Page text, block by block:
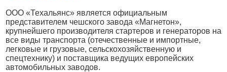
ООО «Техальянс» является официальным
представителем чешского завода «Магнетон»,
крупнейшего производителя стартеров и генераторов на
все виды транспорта (отечественные и импортные,
легковые и грузовые, сельскохозяйственную и
спецтехнику) и поставщика ведущих европейских
автомобильных заводов.